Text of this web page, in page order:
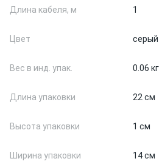
Длина кабеля, м 1
Цвет серый
Вес в инд. упак. 0.06 кг
Длина упаковки 22 см
Высота упаковки 1 см
Ширина упаковки 14 см